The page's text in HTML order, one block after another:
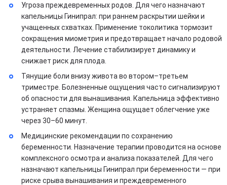
Угроза преждевременных родов. Для чего назначают
капельницы Гинипрал: при раннем раскрытии шейки и
учащенных схватках. Применение токолитика тормозит
сокращения миометрия и предотвращает начало родовой
деятельности. Лечение стабилизирует динамику и
снижает риск для плода.
Тянущие боли внизу живота во втором–третьем
триместре. Болезненные ощущения часто сигнализируют
об опасности для вынашивания. Капельница эффективно
устраняет спазмы. Женщина ощущает облегчение уже
через 30–60 минут.
Медицинские рекомендации по сохранению
беременности. Назначение терапии проводится на основе
комплексного осмотра и анализа показателей. Для чего
назначают капельницы Гинипрал при беременности — при
риске срыва вынашивания и преждевременного